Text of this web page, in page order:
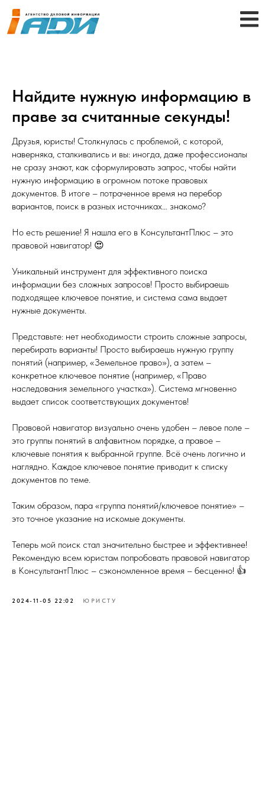
Найдите нужную информацию в
праве за считанные секунды!
Друзья, юристы! Столкнулась с проблемой, с которой,
наверняка, сталкивались и вы: иногда, даже профессионалы
не сразу знают, как сформулировать запрос, чтобы найти
нужную информацию в огромном потоке правовых
документов. В итоге – потраченное время на перебор
вариантов, поиск в разных источниках… знакомо?
Но есть решение! Я нашла его в КонсультантПлюс – это
правовой навигатор! 😍
Уникальный инструмент для эффективного поиска
информации без сложных запросов! Просто выбираешь
подходящее ключевое понятие, и система сама выдает
нужные документы.
Представьте: нет необходимости строить сложные запросы,
перебирать варианты! Просто выбираешь нужную группу
понятий (например, «Земельное право»), а затем –
конкретное ключевое понятие (например, «Право
наследования земельного участка»). Система мгновенно
выдает список соответствующих документов!
Правовой навигатор визуально очень удобен – левое поле –
это группы понятий в алфавитном порядке, а правое –
ключевые понятия к выбранной группе. Всё очень логично и
наглядно. Каждое ключевое понятие приводит к списку
документов по теме.
Таким образом, пара «группа понятий/ключевое понятие» –
это точное указание на искомые документы.
Теперь мой поиск стал значительно быстрее и эффективнее!
Рекомендую всем юристам попробовать правовой навигатор
в КонсультантПлюс – сэкономленное время – бесценно! 👍
2024-11-05 22:02 ЮРИСТУ